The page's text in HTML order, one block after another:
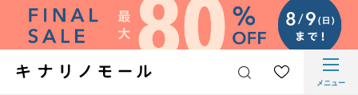
メニュー